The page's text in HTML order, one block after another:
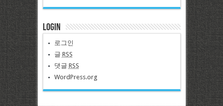
Login
로그인
글 RSS
댓글 RSS
WordPress.org